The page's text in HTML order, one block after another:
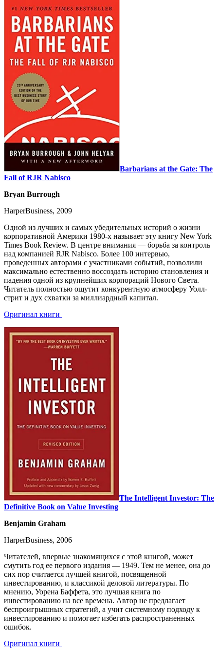
Barbarians at the Gate: The
Fall of RJR Nabisco
Bryan Burrough
HarperBusiness, 2009
Одной из лучших и самых убедительных историй о жизни
корпоративной Америки 1980-х называет эту книгу New York
Times Book Review. В центре внимания — борьба за контроль
над компанией RJR Nabisco. Более 100 интервью,
проведенных авторами с участниками событий, позволили
максимально естественно воссоздать историю становления и
падения одной из крупнейших корпораций Нового Света.
Читатель полностью ощутит конкурентную атмосферу Уолл-
стрит и дух схватки за миллиардный капитал.
Оригинал книги
The Intelligent Investor: The
Definitive Book on Value Investing
Benjamin Graham
HarperBusiness, 2006
Читателей, впервые знакомящихся с этой книгой, может
смутить год ее первого издания — 1949. Тем не менее, она до
сих пор считается лучшей книгой, посвященной
инвестированию, и классикой деловой литературы. По
мнению, Уорена Баффета, это лучшая книга по
инвестированию на все времена. Автор не предлагает
беспроигрышных стратегий, а учит системному подходу к
инвестированию и помогает избегать распространенных
ошибок.
Оригинал книги